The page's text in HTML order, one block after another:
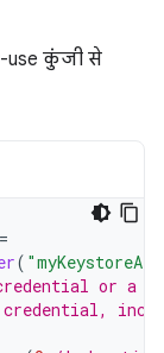
use कुंजी से
=
(
or a